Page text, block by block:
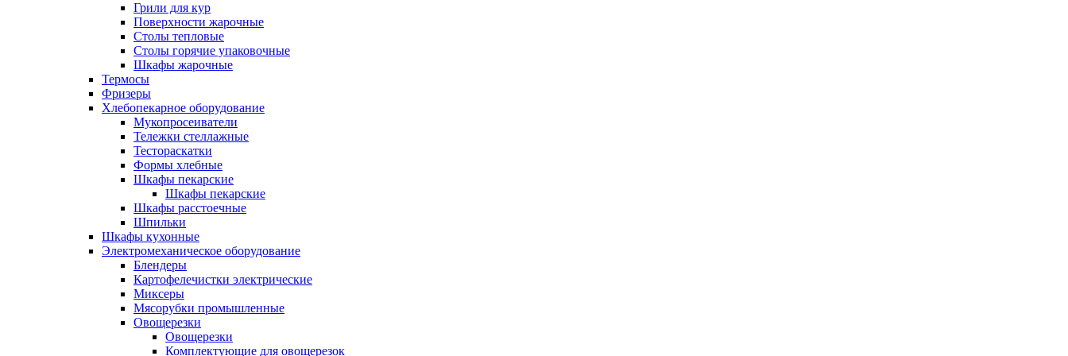
Грили для кур
Поверхности жарочные
Столы тепловые
Столы горячие упаковочные
Шкафы жарочные
Термосы
Фризеры
Хлебопекарное оборудование
Мукопросеиватели
Тележки стеллажные
Тестораскатки
Формы хлебные
Шкафы пекарские
Шкафы пекарские
Шкафы расстоечные
Шпильки
Шкафы кухонные
Электромеханическое оборудование
Блендеры
Картофелечистки электрические
Миксеры
Мясорубки промышленные
Овощерезки
Овощерезки
Комплектующие для овощерезок